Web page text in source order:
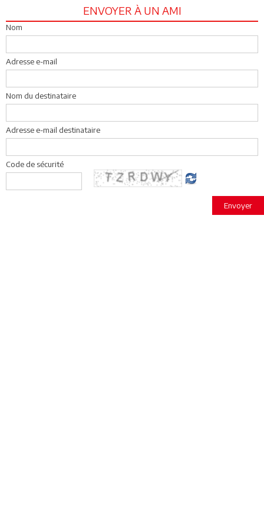
ENVOYER À UN AMI
Nom
Adresse e-mail
Nom du destinataire
Adresse e-mail destinataire
Code de sécurité
Envoyer